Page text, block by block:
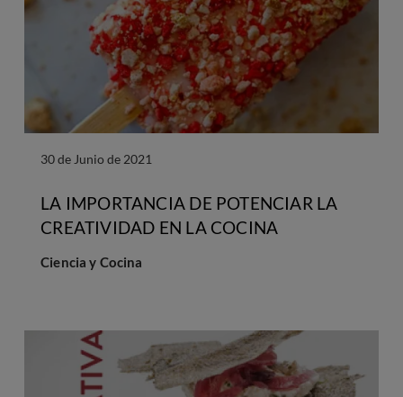
30 de Junio de 2021
LA IMPORTANCIA DE POTENCIAR LA
CREATIVIDAD EN LA COCINA
Ciencia y Cocina